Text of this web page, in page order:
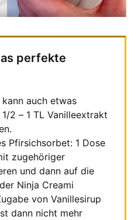
perfekte
auch etwas
2 – 1 TL Vanilleextrakt
Pfirsichsorbet: 1 Dose
zugehöriger
und dann auf die
Ninja Creami
von Vanillesirup
dann nicht mehr